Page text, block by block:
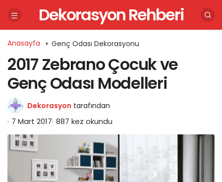
Dekorasyon Rehberi
Anasayfa Genç Odası Dekorasyonu
2017 Zebrano Çocuk ve
Genç Odası Modelleri
Dekorasyon tarafından
7 Mart 2017 887 kez okundu